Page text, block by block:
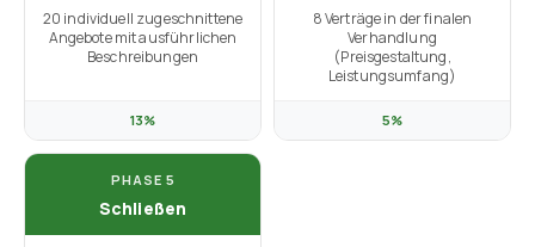
20 individuell zugeschnittene
Angebote mit ausführlichen
Beschreibungen
13%
8 Verträge in der finalen
Verhandlung
(Preisgestaltung,
Leistungsumfang)
5%
PHASE 5
Schließen